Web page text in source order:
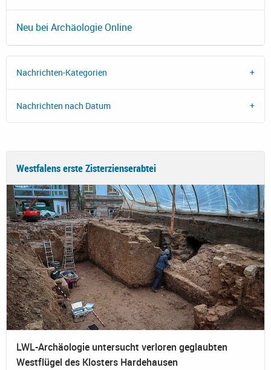
Neu bei Archäologie Online
Nachrichten-Kategorien
Nachrichten nach Datum
Westfalens erste Zisterzienserabtei
LWL-Archäologie untersucht verloren geglaubten
Westflügel des Klosters Hardehausen